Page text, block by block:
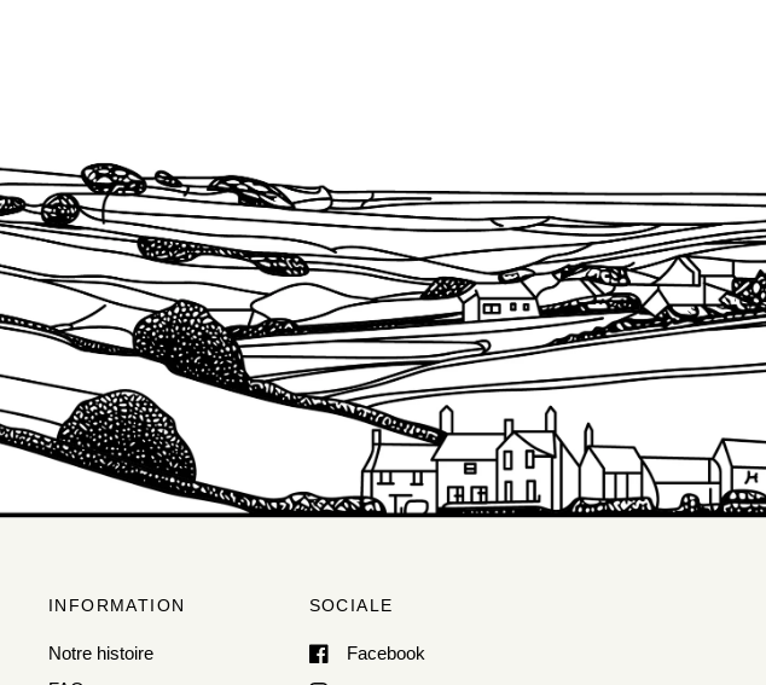
INFORMATION
Notre histoire
SOCIALE
Facebook